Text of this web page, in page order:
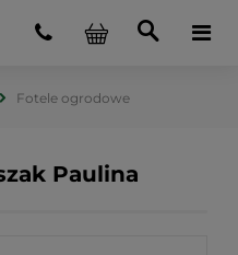
Fotele ogrodowe
Paulina